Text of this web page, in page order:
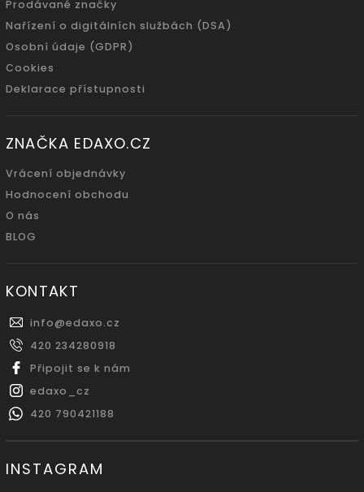
Prodávané značky
Nařízení o digitálních službách (DSA)
Osobní údaje (GDPR)
Cookies
Deklarace přístupnosti
ZNAČKA EDAXO.CZ
Vrácení objednávky
Hodnocení obchodu
O nás
BLOG
KONTAKT
info@edaxo.cz
420 234280918
Připojit se k nám
edaxo_cz
420 790421188
INSTAGRAM